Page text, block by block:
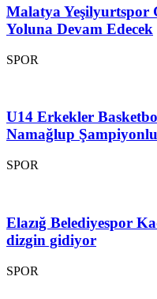
Malatya Yeşilyurtspor
Yoluna Devam Edecek
SPOR
U14 Erkekler
Namağlup
SPOR
Elazığ Belediyespor
dizgin gidiyor
SPOR